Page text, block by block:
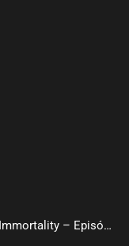
A Record of a Mortal’s Journey to Immortality – Episódio 73